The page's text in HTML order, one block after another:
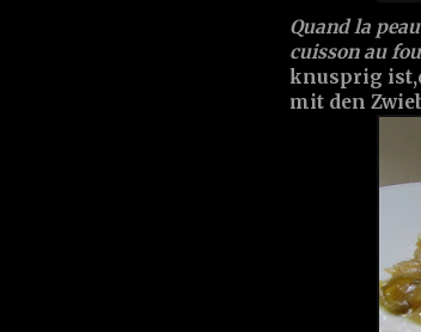
Quand la
cuisson au
knusprig
mit den